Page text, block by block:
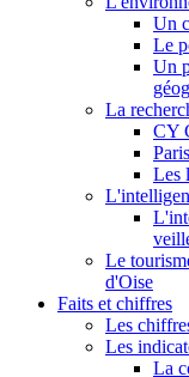
Un
Le
Un
La
CY
Les
Le
d'Oise
Faits et chiffres
Les
Les
La